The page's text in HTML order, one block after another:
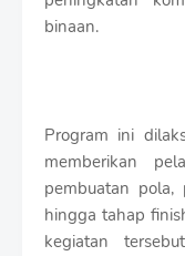
binaan.
Program ini
memberikan
pembuatan pola,
hingga tahap
kegiatan
o
f
p
l
a
t
e
s